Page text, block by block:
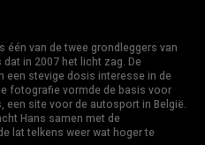
één van de twee grondleggers van
dat in 2007 het licht zag. De
een stevige dosis interesse in de
fotografie vormde de basis voor
een site voor de autosport in België.
Hans samen met de
lat telkens weer wat hoger te